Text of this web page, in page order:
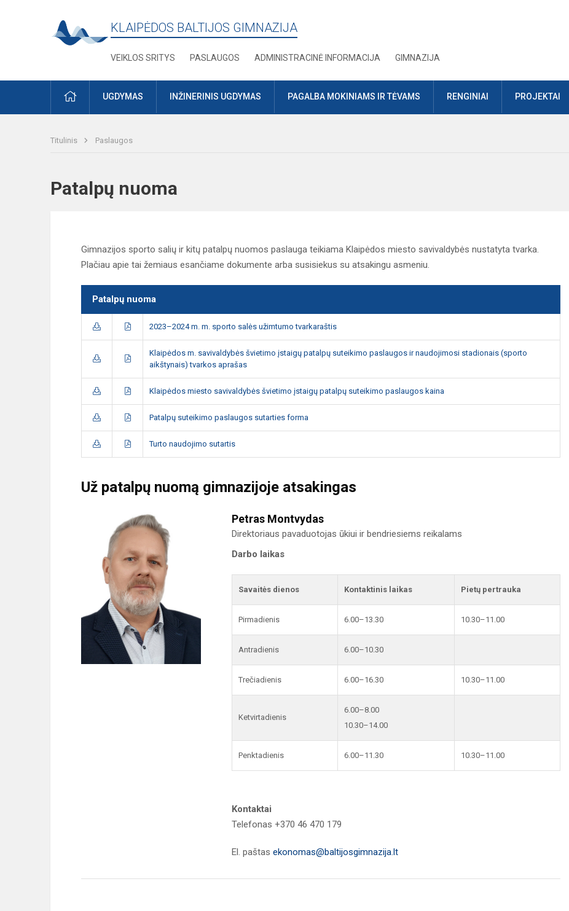
KLAIPĖDOS BALTIJOS GIMNAZIJA
VEIKLOS SRITYS PASLAUGOS ADMINISTRACINĖ INFORMACIJA GIMNAZIJA
PRADŽIAUGDYMAS INŽINERINIS UGDYMAS PAGALBA MOKINIAMS IR TĖVAMS RENGINIAI PROJEKTAI
Titulinis Paslaugos
Patalpų nuoma
Gimnazijos sporto salių ir kitų patalpų nuomos paslauga teikiama Klaipėdos miesto savivaldybės nustatyta tvarka.
Plačiau apie tai žemiaus esančiame dokumente arba susisiekus su atsakingu asmeniu.
Patalpų nuoma
2023–2024 m. m. sporto salės užimtumo tvarkaraštis
Klaipėdos m. savivaldybės švietimo įstaigų patalpų suteikimo paslaugos ir naudojimosi stadionais (sporto
aikštynais) tvarkos aprašas
Klaipėdos miesto savivaldybės švietimo įstaigų patalpų suteikimo paslaugos kaina
Patalpų suteikimo paslaugos sutarties forma
Turto naudojimo sutartis
Už patalpų nuomą gimnazijoje atsakingas
Petras Montvydas
Direktoriaus pavaduotojas ūkiui ir bendriesiems reikalams
Darbo laikas
Savaitės dienos Kontaktinis laikas Pietų pertrauka
Pirmadienis 6.00–13.30 10.30–11.00
Antradienis 6.00–10.30
Trečiadienis 6.00–16.30 10.30–11.00
Ketvirtadienis
6.00–8.00
10.30–14.00
Penktadienis 6.00–11.30 10.30–11.00
Kontaktai
Telefonas +370 46 470 179
El. paštas ekonomas@baltijosgimnazija.lt